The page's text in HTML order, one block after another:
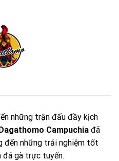
những trận đấu đầy kịch
Campuchia đã
đến những trải nghiệm tốt
gà trực tuyến.